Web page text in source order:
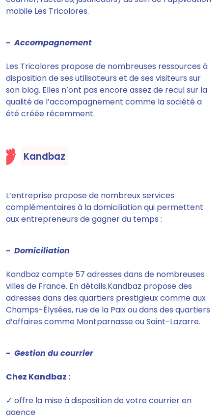
mobile Les Tricolores.
- Accompagnement
Les Tricolores propose de nombreuses ressources à
disposition de ses utilisateurs et de ses visiteurs sur
son blog. Elles n’ont pas encore assez de recul sur la
qualité de l’accompagnement comme la société a
été créée récemment.
Kandbaz
L’entreprise propose de nombreux services
complémentaires à la domiciliation qui permettent
aux entrepreneurs de gagner du temps :
- Domiciliation
Kandbaz compte 57 adresses dans de nombreuses
villes de France. En détails.Kandbaz propose des
adresses dans des quartiers prestigieux comme aux
Champs-Élysées, rue de la Paix ou dans des quartiers
d’affaires comme Montparnasse ou Saint-Lazarre.
- Gestion du courrier
Chez Kandbaz :
✓ offre la mise à disposition de votre courrier en
agence